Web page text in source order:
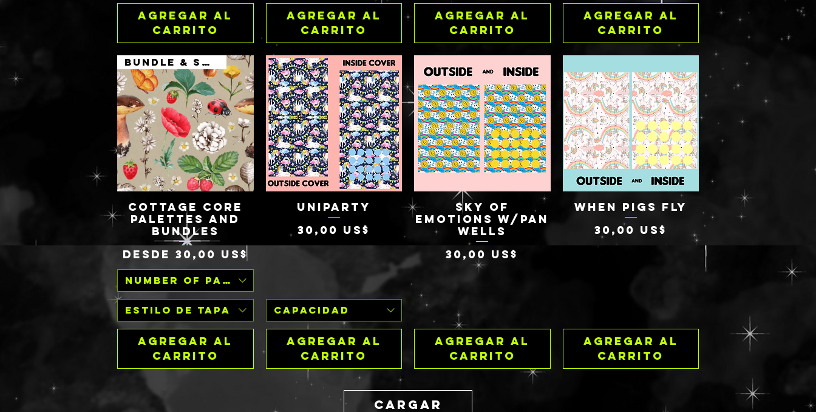
Agregar al
carrito
Agregar al
carrito
Agregar al
carrito
Agregar al
carrito
Vista rápida
BUNDLE & SAVE
COTTAGE CORE
PALETTES AND
BUNDLES
Desde 30,00 US$
Precio de oferta
Number of Palettes
Estilo de tapa
Agregar al
carrito
Vista rápida
UNIPARTY
Precio
30,00 US$
Capacidad
Agregar al
carrito
Vista rápida
SKY OF
EMOTIONS W/PAN
WELLS
Precio
30,00 US$
Agregar al
carrito
Vista rápida
WHEN PIGS FLY
Precio
30,00 US$
Agregar al
carrito
Cargar